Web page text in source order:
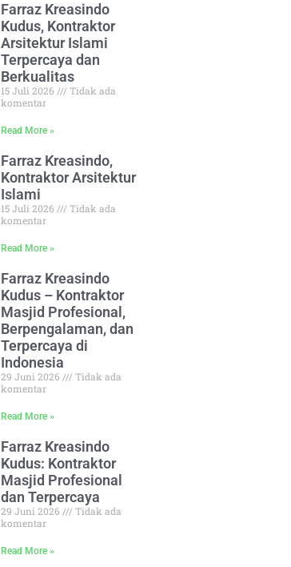
Farraz Kreasindo
Kudus, Kontraktor
Arsitektur Islami
Terpercaya dan
Berkualitas
15 Juli 2026
Tidak ada
komentar
Read More »
Farraz Kreasindo,
Kontraktor Arsitektur
Islami
15 Juli 2026
Tidak ada
komentar
Read More »
Farraz Kreasindo
Kudus – Kontraktor
Masjid Profesional,
Berpengalaman, dan
Terpercaya di
Indonesia
29 Juni 2026
Tidak ada
komentar
Read More »
Farraz Kreasindo
Kudus: Kontraktor
Masjid Profesional
dan Terpercaya
29 Juni 2026
Tidak ada
komentar
Read More »